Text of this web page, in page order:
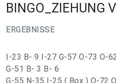
BINGO_ZIEHUNG
ERGEBNISSE
I-23 B- 9 I-27 G-57 O-73 O-
G-51 B- 3 B- 6
G-55 N-35 I-25 ( Box ) O-72